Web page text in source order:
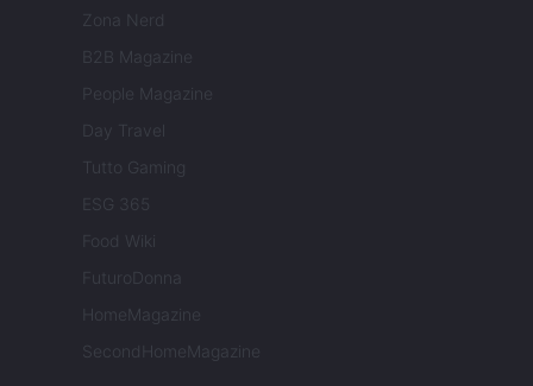
Zona Nerd
B2B Magazine
People Magazine
Day Travel
Tutto Gaming
ESG 365
Food Wiki
FuturoDonna
HomeMagazine
SecondHomeMagazine